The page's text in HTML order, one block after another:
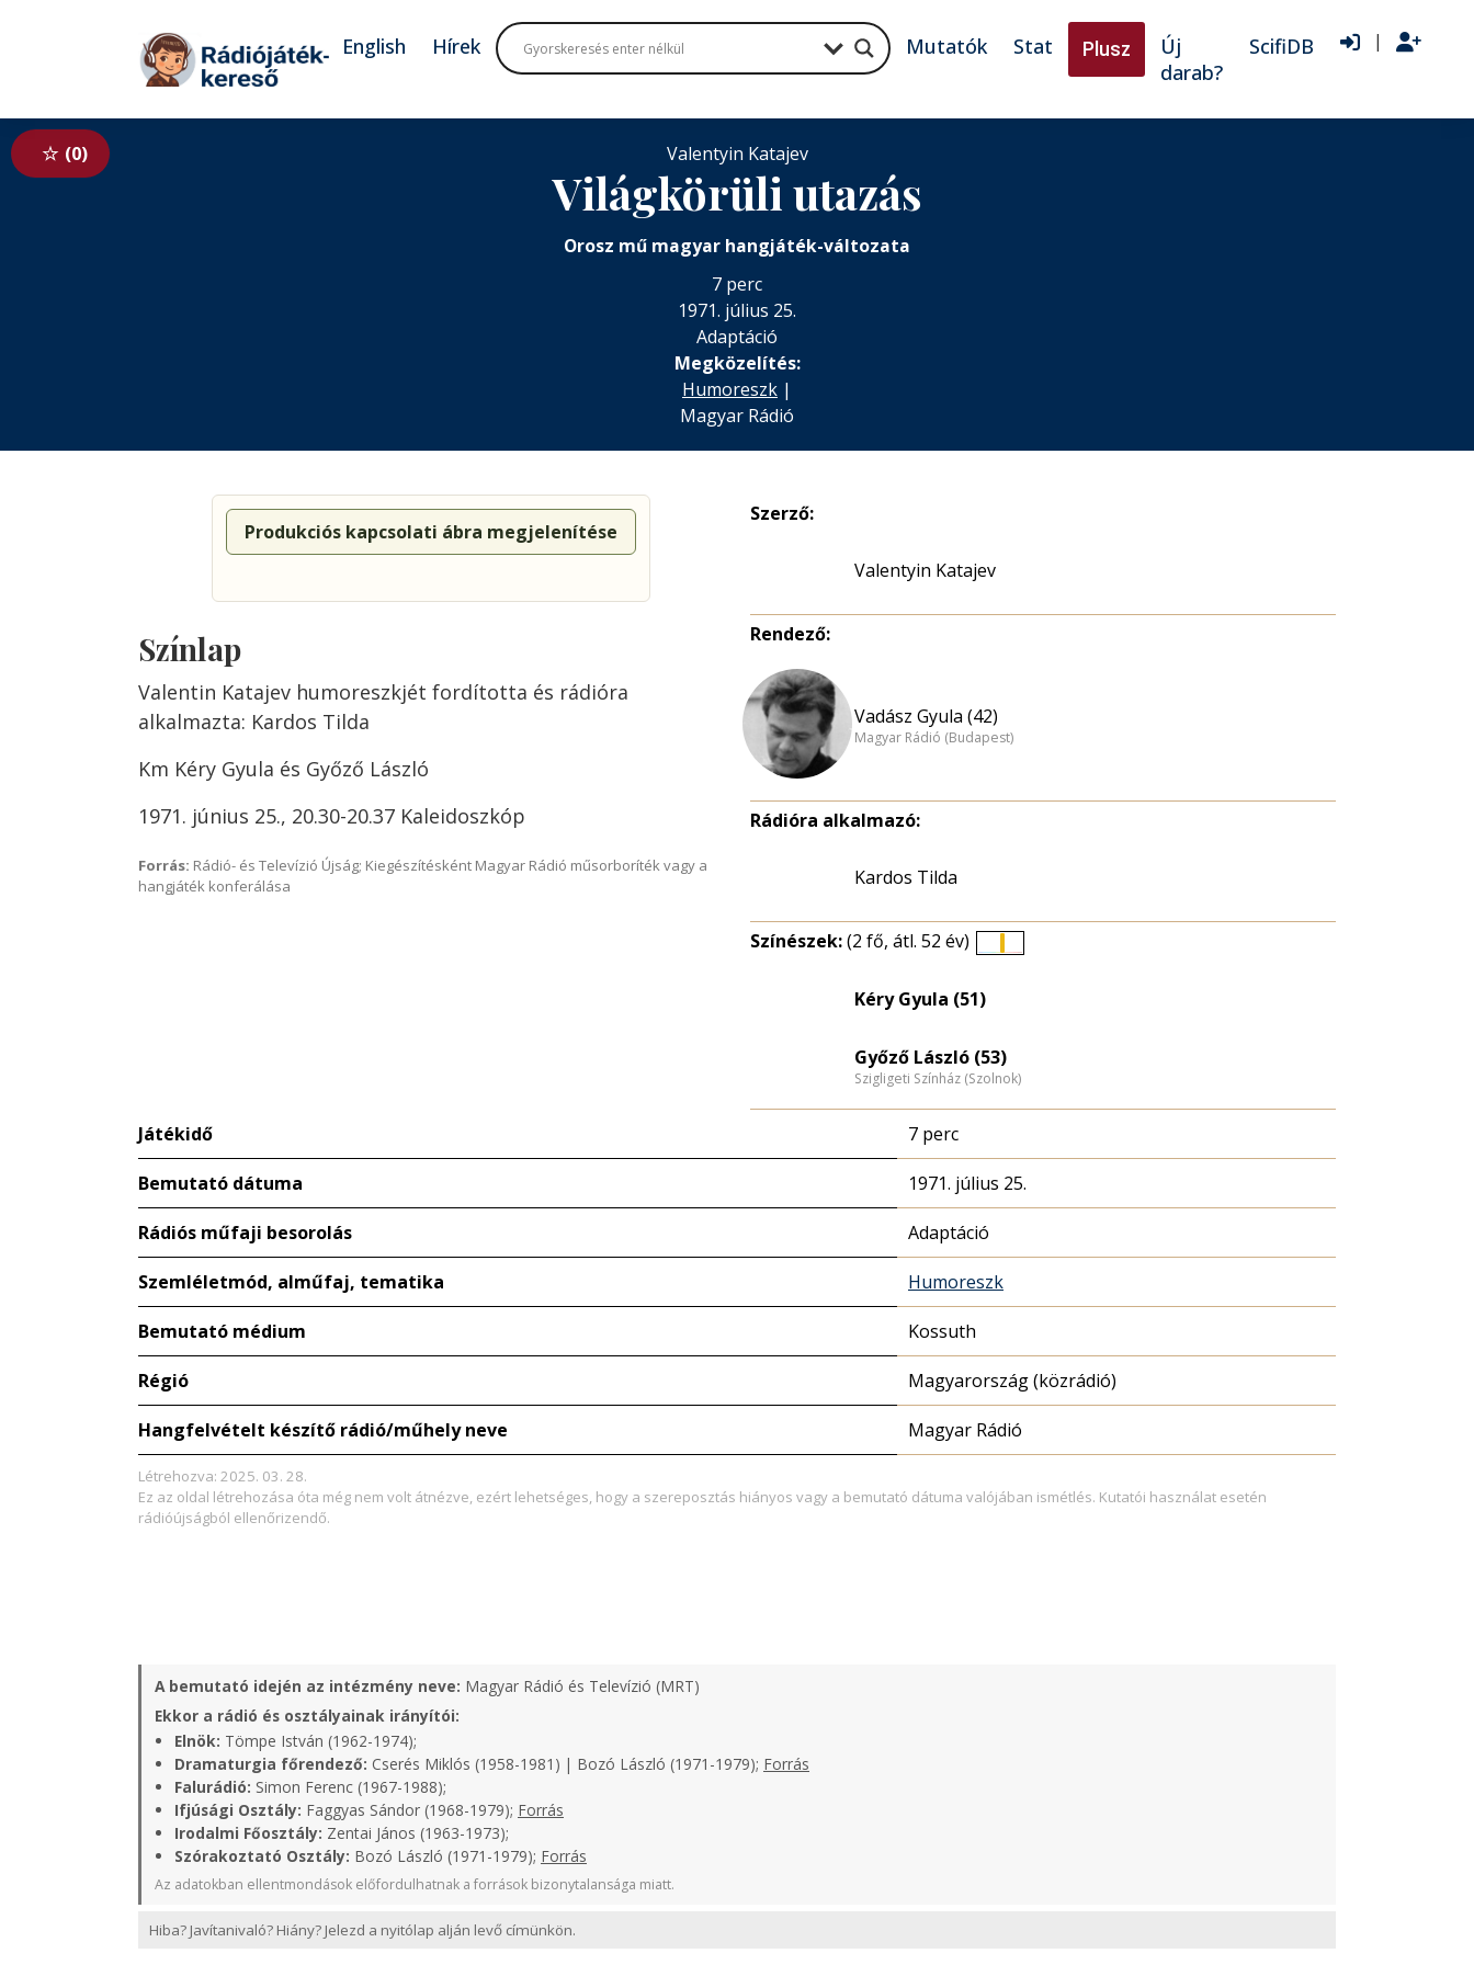
Tovább a tartalomhoz
English Hírek Mutatók Stat Plusz
Új
darab?
ScifiDB |
0 Valentyin Katajev
Világkörüli utazás
Orosz mű magyar hangjáték-változata
7 perc
1971. július 25.
Adaptáció
Megközelítés:
Humoreszk |
Magyar Rádió
Produkciós kapcsolati ábra megjelenítése
Színlap
Valentin Katajev humoreszkjét fordította és rádióra
alkalmazta: Kardos Tilda
Km Kéry Gyula és Győző László
1971. június 25., 20.30-20.37 Kaleidoszkóp
Forrás: Rádió- és Televízió Újság; Kiegészítésként Magyar Rádió műsorboríték vagy a
hangjáték konferálása
Szerző:
Valentyin Katajev
Rendező:
Vadász Gyula (42)
Magyar Rádió (Budapest)
Rádióra alkalmazó:
Kardos Tilda
Színészek:(2 fő, átl. 52 év)
Kéry Gyula (51)
Győző László (53)
Szigligeti Színház (Szolnok)
Játékidő 7 perc
Bemutató dátuma 1971. július 25.
Rádiós műfaji besorolás Adaptáció
Szemléletmód, alműfaj, tematika Humoreszk
Bemutató médium Kossuth
Régió Magyarország (közrádió)
Hangfelvételt készítő rádió/műhely neve Magyar Rádió
Létrehozva: 2025. 03. 28.
Ez az oldal létrehozása óta még nem volt átnézve, ezért lehetséges, hogy a szereposztás hiányos vagy a bemutató dátuma valójában ismétlés. Kutatói használat esetén
rádióújságból ellenőrizendő.
A bemutató idején az intézmény neve: Magyar Rádió és Televízió (MRT)
Ekkor a rádió és osztályainak irányítói:
Elnök: Tömpe István (1962-1974);
Dramaturgia főrendező: Cserés Miklós (1958-1981) | Bozó László (1971-1979); Forrás
Falurádió: Simon Ferenc (1967-1988);
Ifjúsági Osztály: Faggyas Sándor (1968-1979); Forrás
Irodalmi Főosztály: Zentai János (1963-1973);
Szórakoztató Osztály: Bozó László (1971-1979); Forrás
Az adatokban ellentmondások előfordulhatnak a források bizonytalansága miatt.
Hiba? Javítanivaló? Hiány? Jelezd a nyitólap alján levő címünkön.